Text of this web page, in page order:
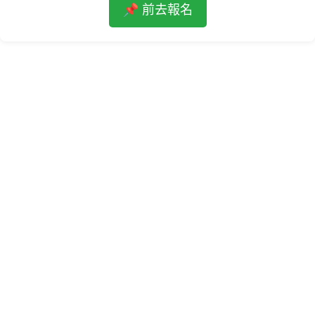
📌 前去報名